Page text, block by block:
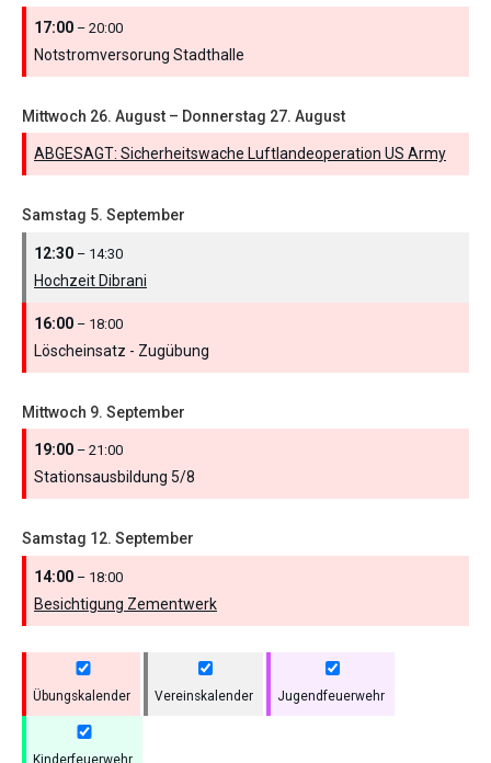
17:00 – 20:00
Notstromversorung Stadthalle
Mittwoch 26. August – Donnerstag 27. August
ABGESAGT: Sicherheitswache Luftlandeoperation US Army
Samstag 5. September
12:30 – 14:30
Hochzeit Dibrani
16:00 – 18:00
Löscheinsatz - Zugübung
Mittwoch 9. September
19:00 – 21:00
Stationsausbildung 5/8
Samstag 12. September
14:00 – 18:00
Besichtigung Zementwerk
Übungskalender Vereinskalender Jugendfeuerwehr
Kinderfeuerwehr